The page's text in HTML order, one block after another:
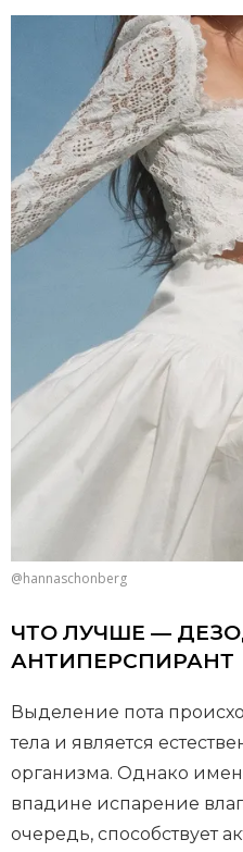
@hannaschonberg
ЧТО ЛУЧШЕ —
АНТИПЕРСПИРАНТ
Выделение пота
тела и является
организма. Однако
впадине испарение
очередь, способствует